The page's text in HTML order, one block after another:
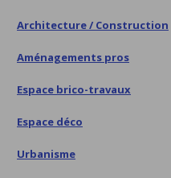
Architecture / Construction
Aménagements pros
Espace brico-travaux
Espace déco
Urbanisme